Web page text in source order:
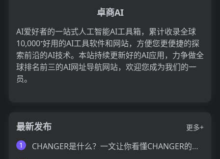
卓商AI
AI爱好者的一站式人工智能AI工具箱，累计收录全球
10,000⁺好用的AI工具软件和网站，方便您更便捷的探
索前沿的AI技术。本站持续更新好的AI应用，力争做全
球排名前三的AI网址导航网站，欢迎您成为我们的一
员。
最新发布
更多+
1
CHANGER是什么？一文让你看懂CHANGER的技术原理、主要功能、应用场景